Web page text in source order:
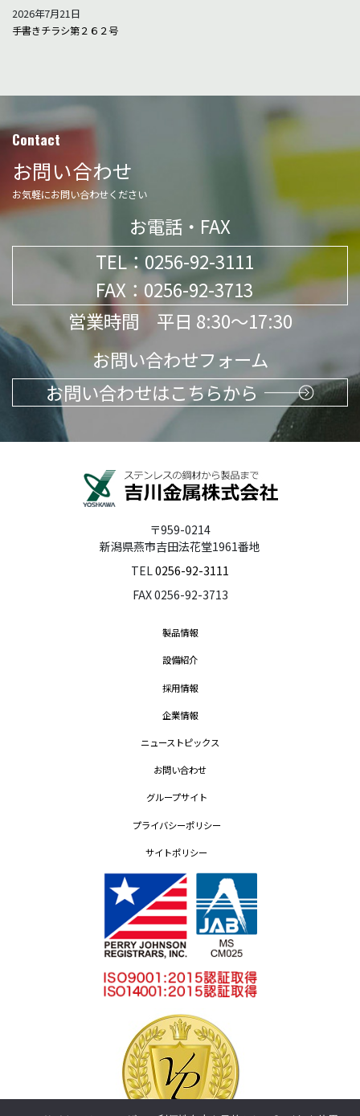
手書きチラシ第２６２号
2026年7月21日
Contact
お問い合わせ
お気軽にお問い合わせください
お電話・FAX
TEL： 0256-92-3111
FAX：0256-92-3713
営業時間 平日 8:30～17:30
お問い合わせフォーム
お問い合わせはこちらから
〒959-0214
新潟県燕市吉田法花堂1961番地
TEL0256-92-3111
FAX 0256-92-3713
製品情報
設備紹介
採用情報
企業情報
ニューストピックス
お問い合わせ
グループサイト
プライバシーポリシー
サイトポリシー